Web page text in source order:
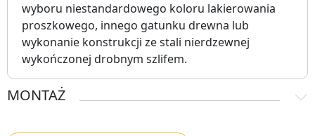
wyboru niestandardowego koloru lakierowania
proszkowego, innego gatunku drewna lub
wykonanie konstrukcji ze stali nierdzewnej
wykończonej drobnym szlifem.
MONTAŻ